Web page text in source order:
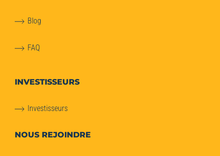
Blog
FAQ
INVESTISSEURS
Investisseurs
NOUS REJOINDRE